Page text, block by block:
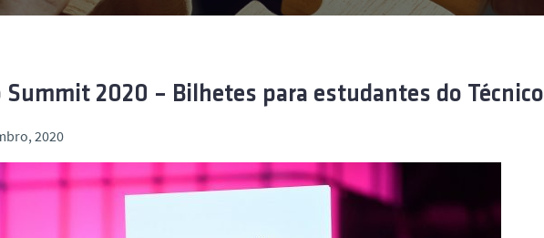
Summit 2020 – Bilhetes para estudantes do Técnico
2020